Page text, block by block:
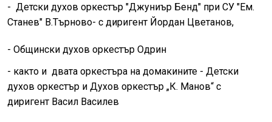
- Детски духов оркестър "Джуниър Бенд" при СУ "Ем.
Станев" В.Търново- с диригент Йордан Цветанов,
- Общински духов оркестър Одрин
- както и двата оркестъра на домакините - Детски
духов оркестър и Духов оркестър „К. Манов“ с
диригент Васил Василев